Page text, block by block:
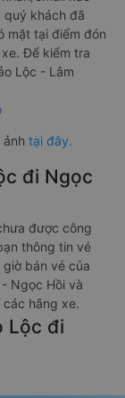
quý khách đã
mặt tại điểm đón
Để kiểm tra
Lộc - Lâm
tại đây.
đi Ngọc
được công
thông tin vé
bán vé của
Ngọc Hồi và
hãng xe.
Lộc đi